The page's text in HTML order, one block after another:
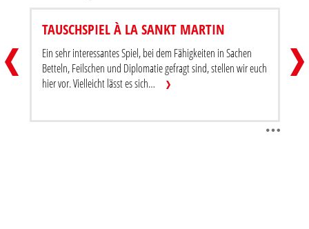
MINI-MIKADO
Beitrag teilen
TAUSCHSPIEL À LA SANKT MARTIN
Ein sehr interessantes Spiel, bei dem Fähigkeiten in Sachen
Betteln, Feilschen und Diplomatie gefragt sind, stellen wir euch
hier vor. Vielleicht lässt es sich…